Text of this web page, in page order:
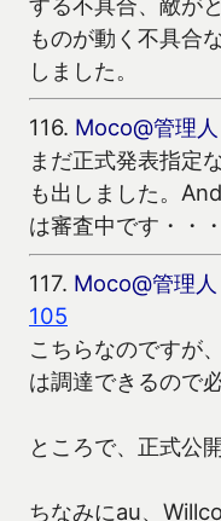
ものが動く不具合
しました。
116. Moco@管理人
まだ正式発表指定
も出しました。
は審査中です・・・
117. Moco@管理人
105
こちらなのですが
は調達できるので
ところで、正式公
ちなみにau、